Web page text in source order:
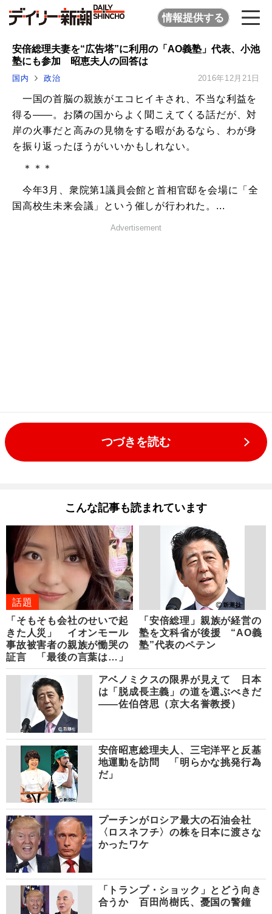
情報提供する
安倍総理夫妻を“広告塔”に利用の「AO義塾」代表、小池
塾にも参加 昭恵夫人の回答は
国内 政治 2016年12月21日
一国の首脳の親族がエコヒイキされ、不当な利益を
得る――。お隣の国からよく聞こえてくる話だが、対
岸の火事だと高みの見物をする暇があるなら、わが身
を振り返ったほうがいいかもしれない。
＊＊＊
今年3月、衆院第1議員会館と首相官邸を会場に「全
国高校生未来会議」という催しが行われた。...
Advertisement
つづきを読む
こんな記事も読まれています
話題
「そもそも会社のせいで起
きた人災」 イオンモール
事故被害者の親族が慟哭の
証言 「最後の言葉は…」
「安倍総理」親族が経営の
塾を文科省が後援 “AO義
塾”代表のペテン
アベノミクスの限界が見えて 日本
は「脱成長主義」の道を選ぶべきだ
――佐伯啓思（京大名誉教授）
安倍昭恵総理夫人、三宅洋平と反基
地運動を訪問 「明らかな挑発行為
だ」
プーチンがロシア最大の石油会社
〈ロスネフチ〉の株を日本に渡さな
かったワケ
「トランプ・ショック」とどう向き
合うか 百田尚樹氏、憂国の警鐘